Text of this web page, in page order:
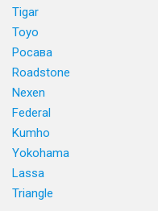
Tigar
Toyo
Росава
Roadstone
Nexen
Federal
Kumho
Yokohama
Lassa
Triangle